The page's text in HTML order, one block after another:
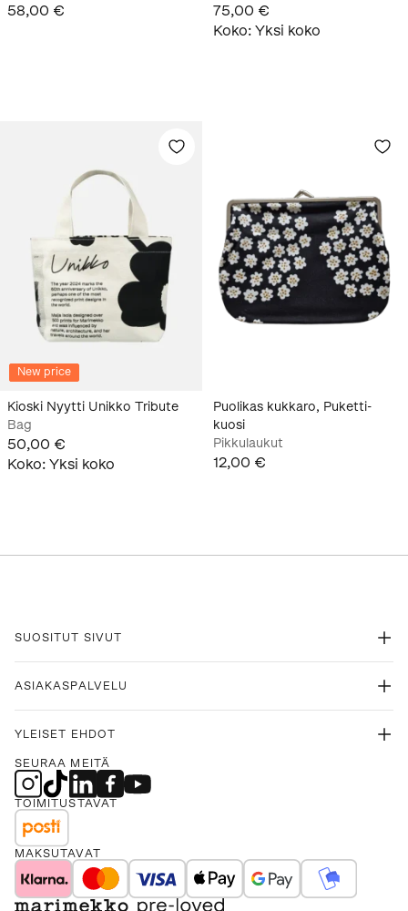
58,00 €
75,00 €
Koko: Yksi koko
New price
Kioski Nyytti Unikko Tribute
Bag
50,00 €
Koko: Yksi koko
Puolikas kukkaro, Puketti-
kuosi
Pikkulaukut
12,00 €
SUOSITUT SIVUT
ASIAKASPALVELU
YLEISET EHDOT
SEURAA MEITÄ
TOIMITUSTAVAT
MAKSUTAVAT